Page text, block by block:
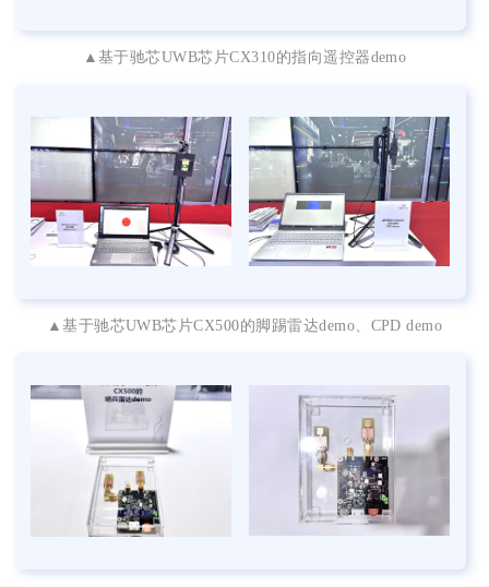
▲基于驰芯UWB芯片CX310的指向遥控器demo
▲基于驰芯UWB芯片CX500的脚踢雷达demo、CPD demo